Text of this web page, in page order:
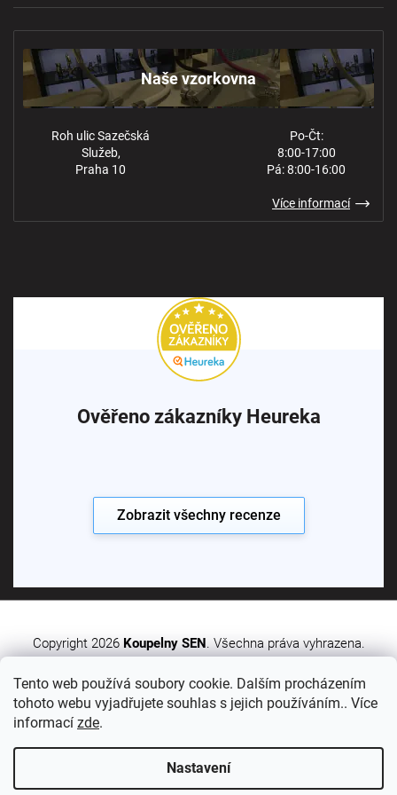
Tento web používá soubory cookie. Dalším procházením
tohoto webu vyjadřujete souhlas s jejich používáním.. Více
informací zde.
Nastavení
Ochrana osobních údajů
Naše vzorkovna
Roh ulic Sazečská
Služeb,
Praha 10
Po-Čt:
8:00-17:00
Pá: 8:00-16:00
Více informací
Ověřeno zákazníky Heureka
Zobrazit všechny recenze
Vytvořil Shoptet Premium
Copyright 2026 Koupelny SEN . Všechna práva vyhrazena.
Sledujte nás: